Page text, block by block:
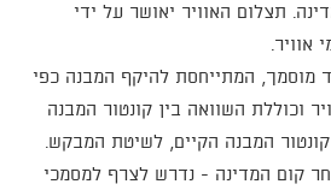
תצלום האוויר יאושר על ידי
אוויר.
מוסמך, המתייחסת להיקף המבנה כפי
וכוללת השוואה בין קונטור המבנה
קונטור המבנה הקיים, לשיטת המבקש.
קום המדינה - נדרש לצרף למסמכי